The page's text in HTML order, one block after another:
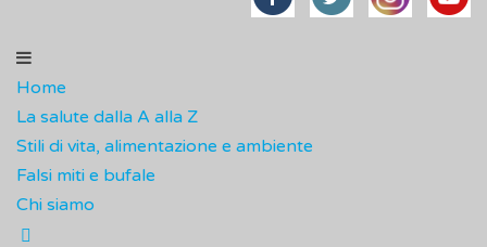
Home
La salute dalla A alla Z
Stili di vita, alimentazione e ambiente
Falsi miti e bufale
Chi siamo